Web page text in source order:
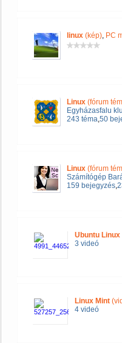
linux (kép), PC
Linux (fórum
Egyházasfalu
243 téma,50
Linux (fórum
Számítógép
159 bejegyzés,
Ubuntu Linux
3 videó
Linux Mint
4 videó